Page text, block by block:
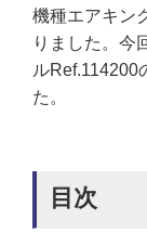
機種エアキン
りました。今
ルRef.114200
た。
目次